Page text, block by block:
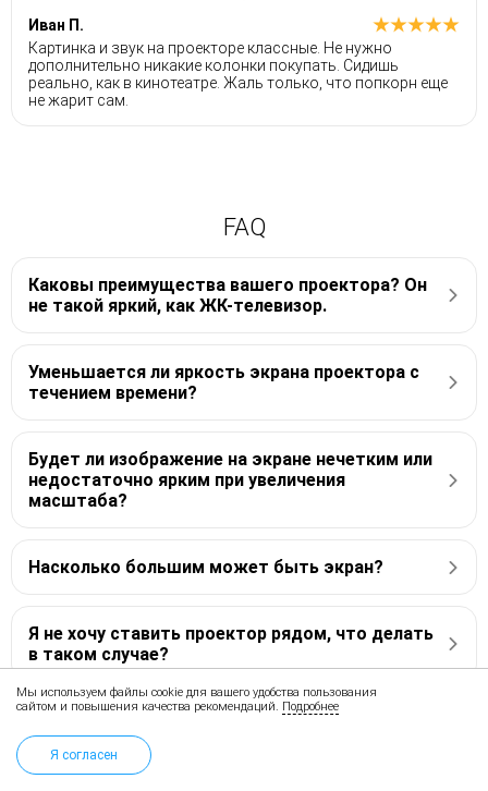
Иван П.
Картинка и звук на проекторе классные. Не нужно
дополнительно никакие колонки покупать. Сидишь
реально, как в кинотеатре. Жаль только, что попкорн еще
не жарит сам.
FAQ
Каковы преимущества вашего проектора? Он
не такой яркий, как ЖК-телевизор.
Уменьшается ли яркость экрана проектора с
течением времени?
Будет ли изображение на экране нечетким или
недостаточно ярким при увеличения
масштаба?
Насколько большим может быть экран?
Я не хочу ставить проектор рядом, что делать
в таком случае?
Показать еще
Мы используем файлы cookie для вашего удобства пользования
сайтом и повышения качества рекомендаций. Подробнее
Я согласен